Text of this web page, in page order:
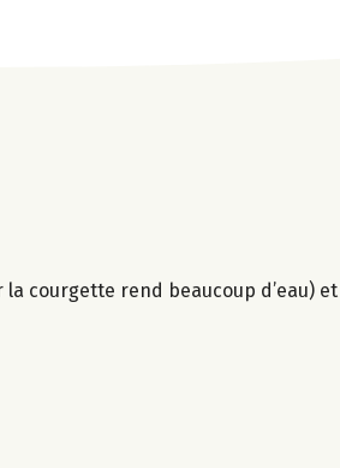
courgette rend beaucoup d’eau)